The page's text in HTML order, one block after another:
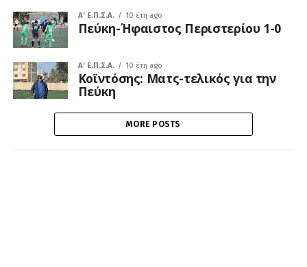
A' Ε.Π.Σ.Α. 10 έτη ago
Πεύκη-Ήφαιστος Περιστερίου 1-0
A' Ε.Π.Σ.Α. 10 έτη ago
Κοϊντόσης: Ματς-τελικός για την
Πεύκη
MORE POSTS